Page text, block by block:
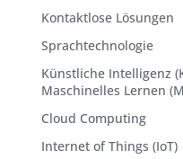
Kontaktlose Lösungen
Sprachtechnologie
Künstliche Intelligenz
Maschinelles Lernen
Cloud Computing
Internet of Things (IoT)